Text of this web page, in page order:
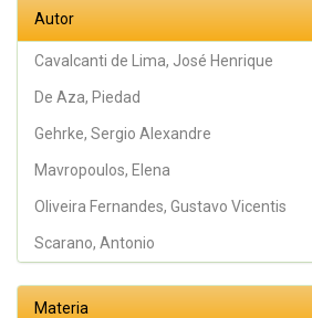
Autor
Cavalcanti de Lima, José Henrique
De Aza, Piedad
Gehrke, Sergio Alexandre
Mavropoulos, Elena
Oliveira Fernandes, Gustavo Vicentis
Scarano, Antonio
Materia